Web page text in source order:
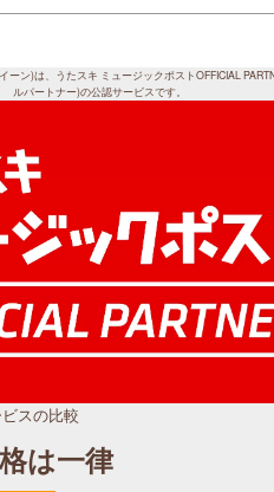
ーン)は、うたスキ ミュージックポストOFFICIAL
ルパートナー)の公認サービスです。
スの比較
は一律